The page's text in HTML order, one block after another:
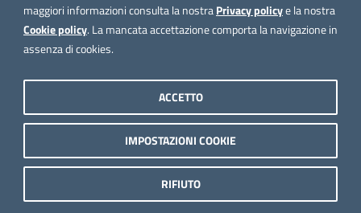
maggiori informazioni consulta la nostraPrivacy policye la nostra
Cookie policy. La mancata accettazione comporta la navigazione in
assenza di cookies.
IMPOSTAZIONI COOKIE
RIFIUTO
ACCETTO
FAQ
FAQ – Domande e risposte
Seguici su
Note legali